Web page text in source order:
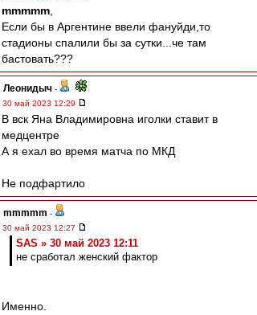
mmmmm
Если бы в Аргентине ввели фануйди,то
стадионы спалили бы за сутки...че там
бастовать???
Леонидыч -
30 май 2023 12:29
В вск Яна Владимировна иголки ставит в
медцентре
А я ехал во время матча по МКД
Не подфартило
mmmmm -
30 май 2023 12:27
SAS » 30 май 2023 12:11
не сработал женский фактор
Именно.